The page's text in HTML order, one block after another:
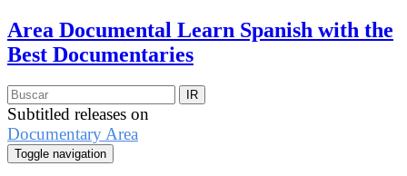
Area Documental Learn Spanish with the
Best Documentaries
Subtitled releases on
Documentary Area
Toggle navigation